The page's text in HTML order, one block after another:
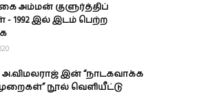
அம்மன் குளுர்த்திப்
- 1992 இல் இடம் பெற்ற
அ.விமலராஜ் இன் “நாடகவாக்க
நூல் வெளியீட்டு